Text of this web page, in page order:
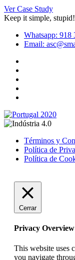
Ver Case Study
Keep it simple, stupid!
Whatsapp: 918
Email:
Términos y
Política de
Política de
Cerrar
Privacy Overview
This website uses
you navigate